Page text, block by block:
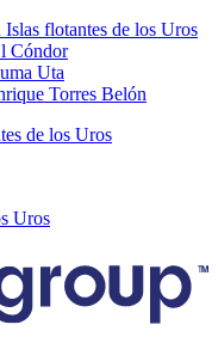
flotantes de los Uros
Cóndor
Uta
Torres Belón
de los Uros
Uros